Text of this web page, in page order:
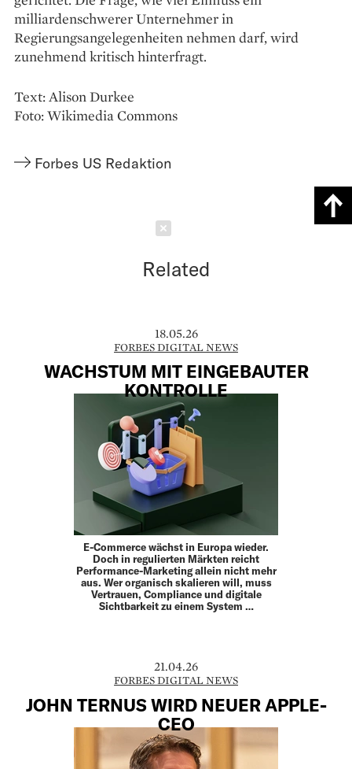
milliardenschwerer Unternehmer in
Regierungsangelegenheiten nehmen darf, wird
zunehmend kritisch hinterfragt.
Text: Alison Durkee
Foto: Wikimedia Commons
Forbes US Redaktion
Related
18.05.26
FORBES DIGITAL NEWS
WACHSTUM MIT EINGEBAUTER
KONTROLLE
E-Commerce wächst in Europa wieder.
Doch in regulierten Märkten reicht
Performance-Marketing allein nicht mehr
aus. Wer organisch skalieren will, muss
Vertrauen, Compliance und digitale
Sichtbarkeit zu einem System …
21.04.26
FORBES DIGITAL NEWS
JOHN TERNUS WIRD NEUER APPLE-
CEO